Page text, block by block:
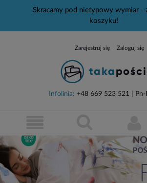
Skracamy pod nietypowy wymiar -
koszyku!
Zarejestruj się Zaloguj się
Infolinia: +48 669 523 521 |